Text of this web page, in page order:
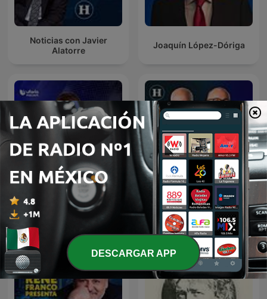
Noticias con Javier
Alatorre
Joaquín López-Dóriga
Noticias Univision
Julio Patán y Juan Ignacio
Zavala en El Heraldo Radio
DESCARGAR APP